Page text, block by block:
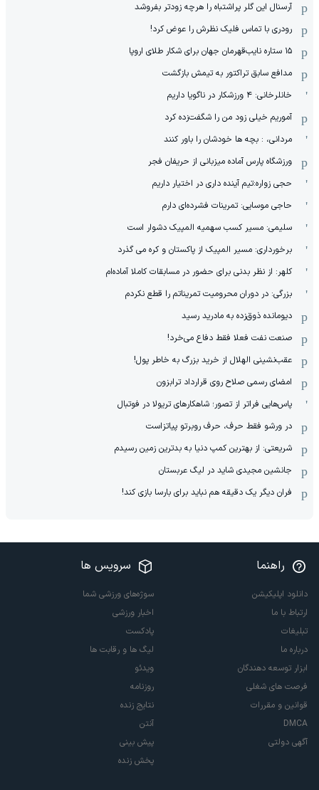
آرسنال این گلر پراشتباه را هرچه زودتر بفروشد
رودری با تماس فلیک نظرش را عوض کرد!
١۵ ستاره نایب‌قهرمان جهان برای شکار طلای اروپا
مدافع سابق تراکتور به تیمش بازگشت
خانلرخانی: ۴ ورزشکار در ناگویا داریم
آموریم خیلی زود من را شگفت‌زده کرد
مردانی، : بچه ها خودشان را باور کنند
ورزشگاه پارس آماده میزبانی از حریفان فجر
حجی زواره:تیم آینده داری در اختیار داریم
حاجی موسایی: تمرینات فشرده‌ای دارم
سلیمی: مسیر کسب سهمیه المپیک دشوار است
برخورداری: مسیر المپیک از پاکستان و کره می گذرد
کلهر: از نظر بدنی برای حضور در مسابقات کاملا آماده‌ام
بزرگی: در دوران محرومیت تمریناتم را قطع نکردم
دیومانده ذوق‌زده به مادرید رسید
صنعت نفت فعلا فقط دفاع می‌خرد!
عقب‌نشینی الهلال از خرید بزرگ به خاطر پول!
امضای رسمی صلاح روی قرارداد ترابزون
پاس‌هایی فراتر از تصور؛ شاهکارهای تریولا در فوتبال
در ورشو فقط حرف، حرف روبرتو پیاتزاست
شریعتی: از بهترین کمپ‌ دنیا به بدترین زمین‌ رسیدم
جانشین مجیدی شاید در لیگ عربستان
فران دیگر یک دقیقه هم نباید برای بارسا بازی کند!
راهنما
دانلود اپلیکیشن
ارتباط با ما
تبلیغات
درباره ما
ابزار توسعه دهندگان
فرصت های شغلی
قوانین و مقررات
DMCA
آگهی دولتی
سرویس ها
سوژه‌های ورزشی شما
اخبار ورزشی
پادکست
لیگ ها و رقابت ها
ویدئو
روزنامه
نتایج زنده
آنتن
پیش بینی
پخش زنده